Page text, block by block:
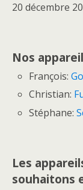
20 décembre
Nos
François:
Christian:
Stéphane:
Les
souhaitons